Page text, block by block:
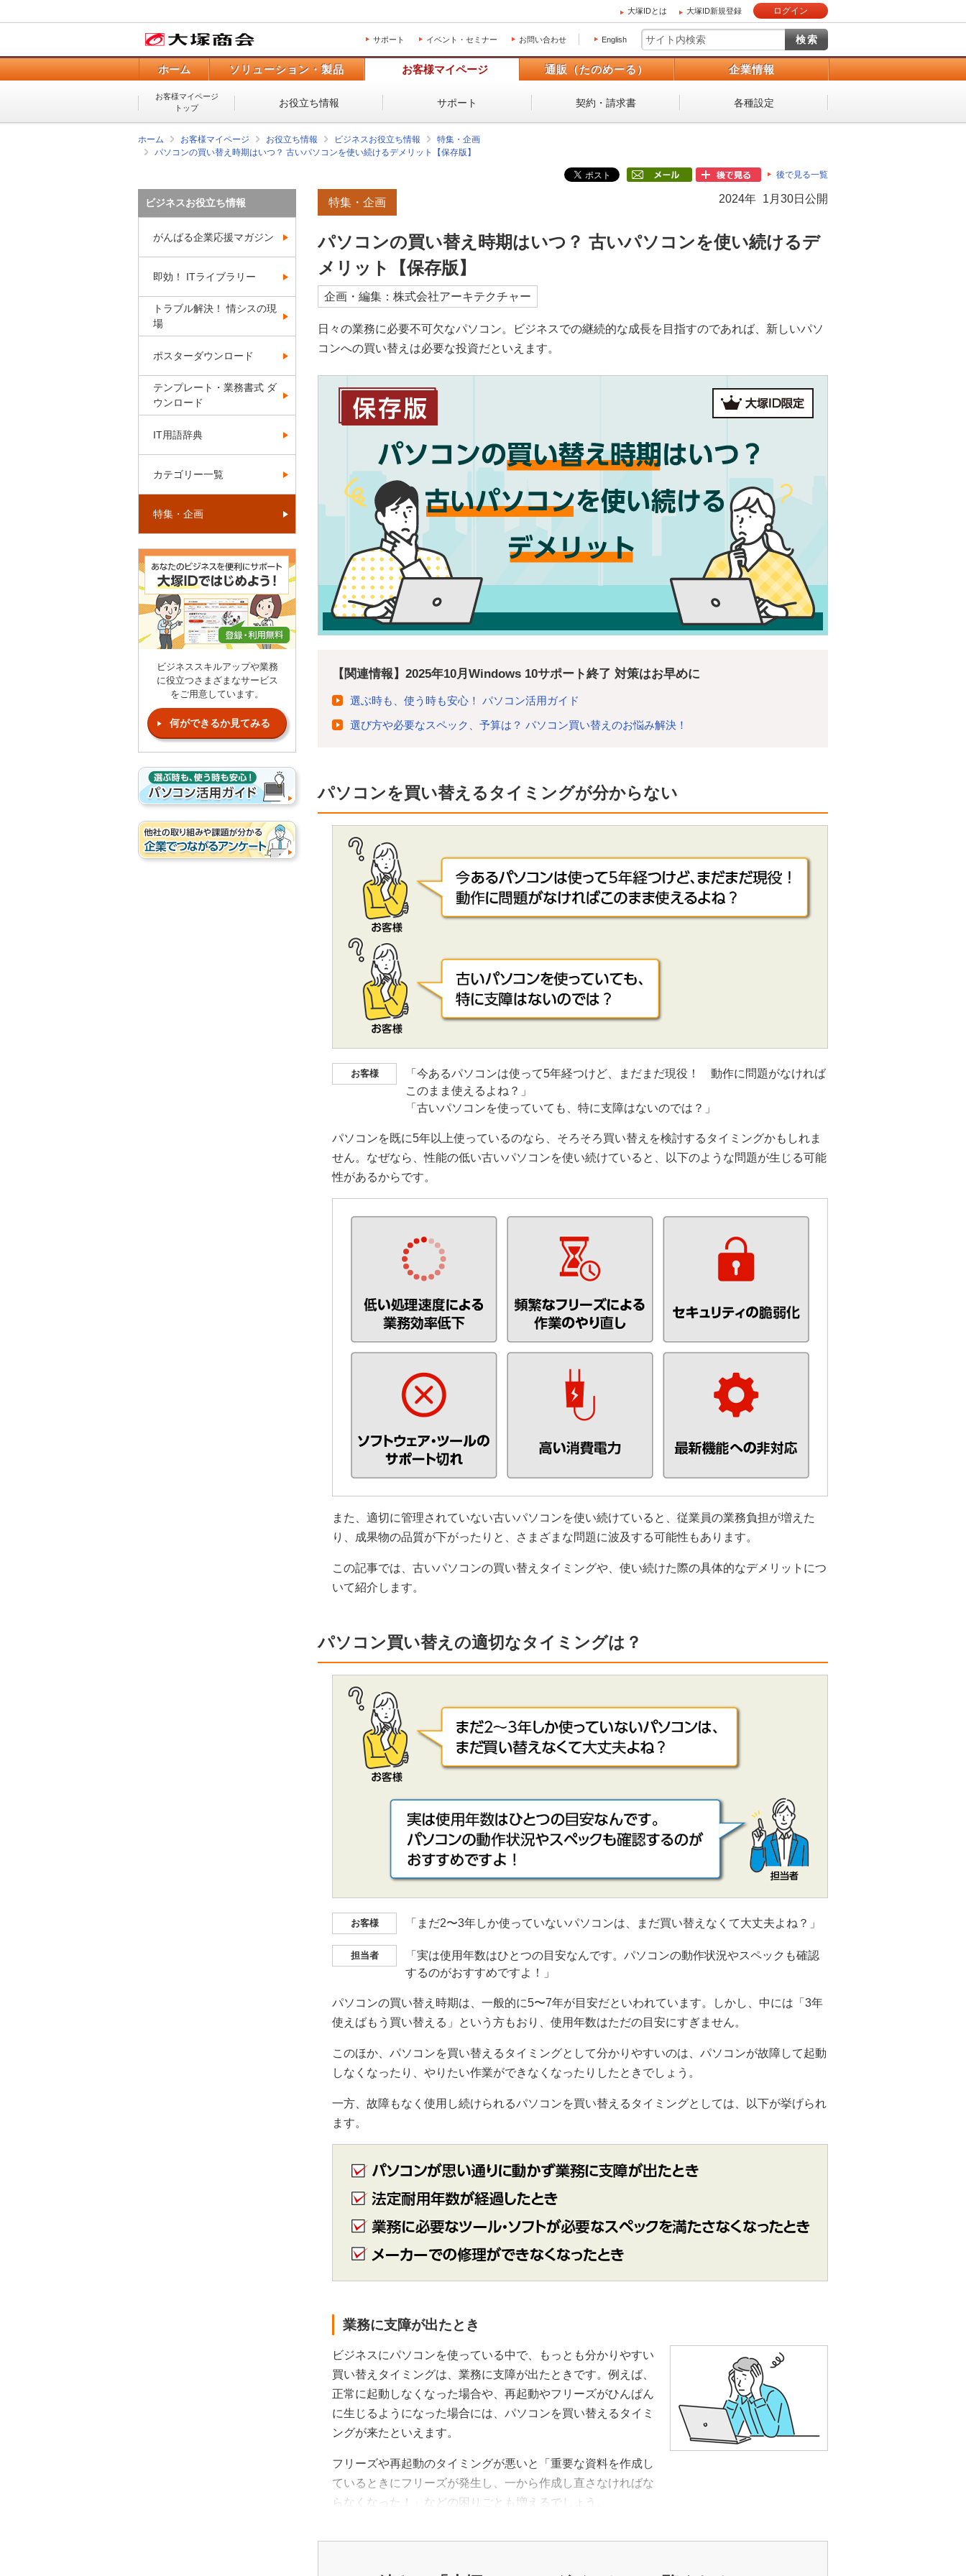
大塚IDとは 大塚ID新規登録 ログイン
サポート イベント・セミナー お問い合わせ English
ホーム ソリューション・製品 お客様マイページ 通販（たのめーる） 企業情報
お客様マイページ
トップ
お役立ち情報 サポート 契約・請求書 各種設定
ホーム お客様マイページ お役立ち情報 ビジネスお役立ち情報
特集・企画
パソコンの買い替え時期はいつ？ 古いパソコンを使い続けるデメリット【保存版】
後で見る一覧
2024年 1月30日公開
特集・企画
パソコンの買い替え時期はいつ？ 古いパソコンを使い続けるデ
メリット【保存版】
企画・編集：株式会社アーキテクチャー
日々の業務に必要不可欠なパソコン。ビジネスでの継続的な成長を目指すのであれば、新しいパソ
コンへの買い替えは必要な投資だといえます。
【関連情報】2025年10月Windows 10サポート終了 対策はお早めに
選ぶ時も、使う時も安心！ パソコン活用ガイド
選び方や必要なスペック、予算は？ パソコン買い替えのお悩み解決！
パソコンを買い替えるタイミングが分からない
お客様
「今あるパソコンは使って5年経つけど、まだまだ現役！ 動作に問題がなければ
このまま使えるよね？」
「古いパソコンを使っていても、特に支障はないのでは？」
パソコンを既に5年以上使っているのなら、そろそろ買い替えを検討するタイミングかもしれま
せん。なぜなら、性能の低い古いパソコンを使い続けていると、以下のような問題が生じる可能
性があるからです。
また、適切に管理されていない古いパソコンを使い続けていると、従業員の業務負担が増えた
り、成果物の品質が下がったりと、さまざまな問題に波及する可能性もあります。
この記事では、古いパソコンの買い替えタイミングや、使い続けた際の具体的なデメリットにつ
いて紹介します。
パソコン買い替えの適切なタイミングは？
お客様 「まだ2〜3年しか使っていないパソコンは、まだ買い替えなくて大丈夫よね？」
担当者
「実は使用年数はひとつの目安なんです。パソコンの動作状況やスペックも確認
するのがおすすめですよ！」
パソコンの買い替え時期は、一般的に5〜7年が目安だといわれています。しかし、中には「3年
使えばもう買い替える」という方もおり、使用年数はただの目安にすぎません。
このほか、パソコンを買い替えるタイミングとして分かりやすいのは、パソコンが故障して起動
しなくなったり、やりたい作業ができなくなったりしたときでしょう。
一方、故障もなく使用し続けられるパソコンを買い替えるタイミングとしては、以下が挙げられ
ます。
業務に支障が出たとき
ビジネスにパソコンを使っている中で、もっとも分かりやすい
買い替えタイミングは、業務に支障が出たときです。例えば、
正常に起動しなくなった場合や、再起動やフリーズがひんぱん
に生じるようになった場合には、パソコンを買い替えるタイミ
ングが来たといえます。
フリーズや再起動のタイミングが悪いと「重要な資料を作成し
ているときにフリーズが発生し、一から作成し直さなければな
らなくなった！」などの困りごとも増えるでしょう。
ビジネスお役立ち情報
がんばる企業応援マガジン
即効！ ITライブラリー
トラブル解決！ 情シスの現
場
ポスターダウンロード
テンプレート・業務書式 ダ
ウンロード
IT用語辞典
カテゴリー一覧
特集・企画
ビジネススキルアップや業務
に役立つさまざまなサービス
をご用意しています。
何ができるか見てみる